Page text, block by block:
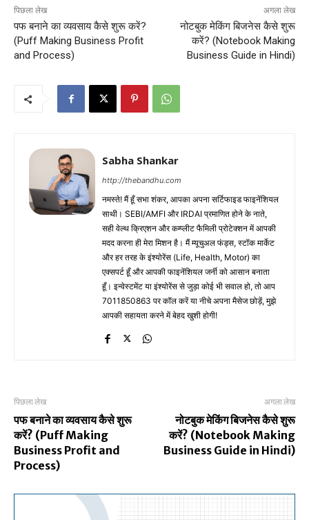
पिछला लेख
पफ बनाने का व्यवसाय कैसे शुरू करें?
(Puff Making Business Profit
and Process)
अगला लेख
नोटबुक मेकिंग बिजनेस कैसे शुरू
करें? (Notebook Making
Business Guide in Hindi)
Sabha Shankar
http://thebandhu.com
नमस्ते! मैं हूँ सभा शंकर, आपका अपना सर्टिफाइड फाइनेंशियल
साथी। SEBI/AMFI और IRDAI प्रमाणित होने के नाते,
सही वेल्थ क्रिएशन और कम्प्लीट फैमिली प्रोटेक्शन में आपकी
मदद करना ही मेरा मिशन है। मैं म्यूचुअल फंड्स, स्टॉक मार्केट
और हर तरह के इंश्योरेंस (Life, Health, Motor) का
एक्सपर्ट हूँ और आपकी फाइनेंशियल जर्नी को आसान बनाता
हूँ। इन्वेस्टमेंट या इंश्योरेंस से जुड़ा कोई भी सवाल हो, तो आप
7011850863 पर कॉल करें या नीचे अपना मैसेज छोड़ें, मुझे
आपकी सहायता करने में बेहद खुशी होगी!
पिछला लेख
पफ बनाने का व्यवसाय कैसे शुरू
करें? (Puff Making
Business Profit and
Process)
अगला लेख
नोटबुक मेकिंग बिजनेस कैसे शुरू
करें? (Notebook Making
Business Guide in Hindi)